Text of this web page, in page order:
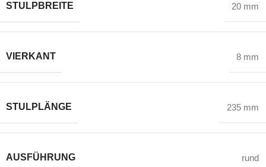
STULPBREITE 20 mm
VIERKANT 8 mm
STULPLÄNGE 235 mm
AUSFÜHRUNG rund